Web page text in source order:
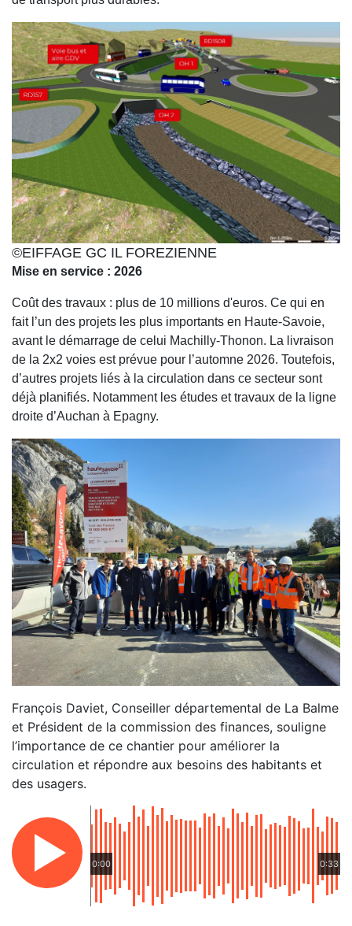
©EIFFAGE GC IL FOREZIENNE
Mise en service : 2026
Coût des travaux : plus de 10 millions d'euros. Ce qui en
fait l’un des projets les plus importants en Haute-Savoie,
avant le démarrage de celui Machilly-Thonon. La livraison
de la 2x2 voies est prévue pour l’automne 2026. Toutefois,
d’autres projets liés à la circulation dans ce secteur sont
déjà planifiés. Notamment les études et travaux de la ligne
droite d’Auchan à Epagny.
François Daviet, Conseiller départemental de La Balme
et Président de la commission des finances, souligne
l’importance de ce chantier pour améliorer la
circulation et répondre aux besoins des habitants et
des usagers.
0:00 0:33